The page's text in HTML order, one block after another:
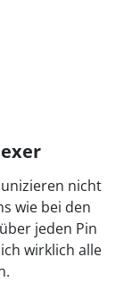
nicht
wie bei den
jeden Pin
wirklich alle